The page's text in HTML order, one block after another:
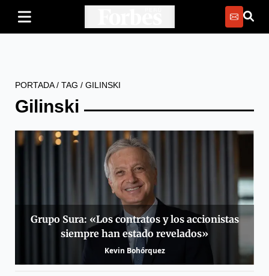
PORTADA/ TAG / GILINSKI
Gilinski
Grupo Sura: «Los contratos y los accionistas
siempre han estado revelados»
Kevin Bohórquez